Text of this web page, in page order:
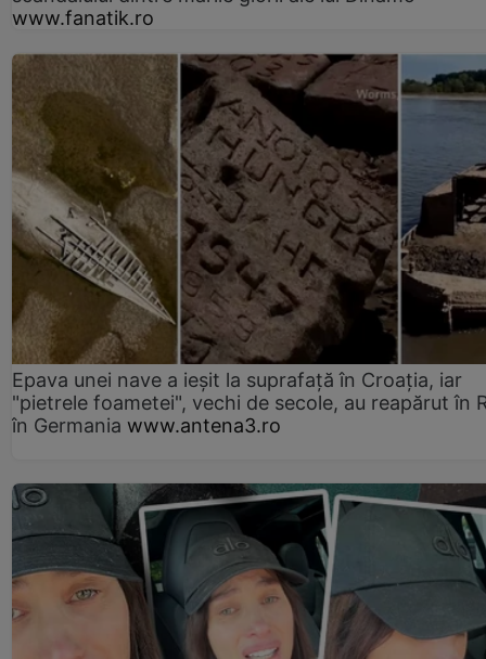
www.fanatik.ro
Epava unei nave a ieșit la suprafață în Croația, iar
"pietrele foametei", vechi de secole, au reapărut în
în Germania www.antena3.ro